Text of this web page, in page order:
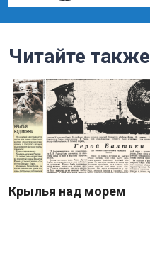
Читайте также
Крылья над морем